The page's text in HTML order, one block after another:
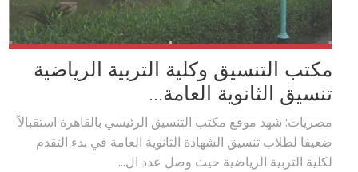
مكتب التنسيق وكلية التربية الرياضية
تنسيق الثانوية العامة...
مصريات: شهد موقع مكتب التنسيق الرئيسي بالقاهرة استقبالاً
ضعيفا لطلاب تنسيق الشهادة الثانوية العامة في بدء التقدم
لكلية التربية الرياضية حيث وصل عدد ال...